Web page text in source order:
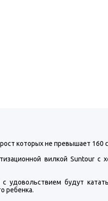
которых не превышает 160
вилкой Suntour с
удовольствием будут
ребенка.